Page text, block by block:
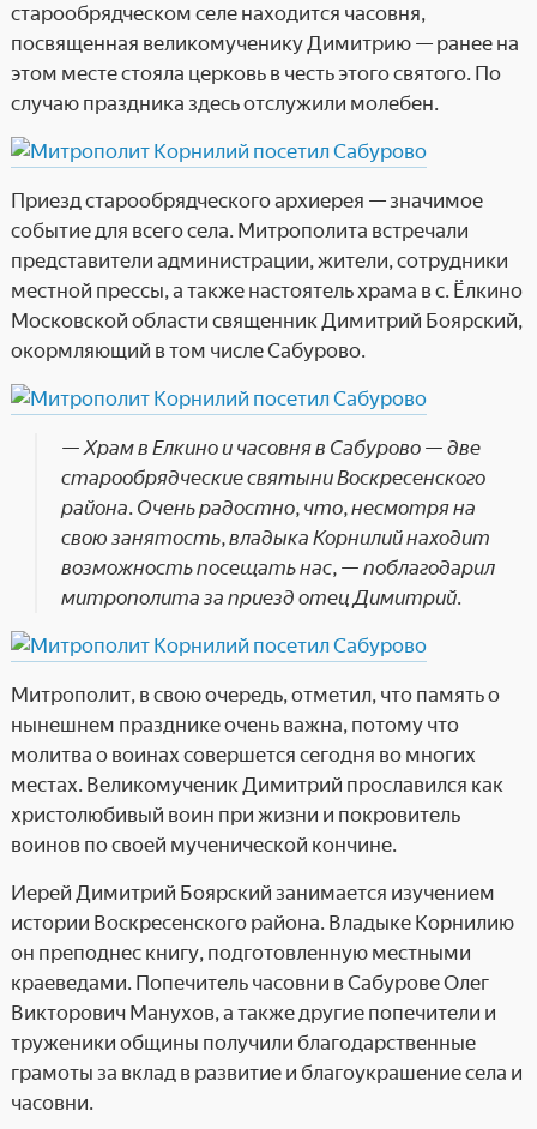
старообрядческом селе находится часовня,
посвященная великомученику Димитрию — ранее на
этом месте стояла церковь в честь этого святого. По
случаю праздника здесь отслужили молебен.
Приезд старообрядческого архиерея — значимое
событие для всего села. Митрополита встречали
представители администрации, жители, сотрудники
местной прессы, а также настоятель храма в с. Ёлкино
Московской области священник Димитрий Боярский,
окормляющий в том числе Сабурово.
— Храм в Елкино и часовня в Сабурово — две
старообрядческие святыни Воскресенского
района. Очень радостно, что, несмотря на
свою занятость, владыка Корнилий находит
возможность посещать нас, — поблагодарил
митрополита за приезд отец Димитрий.
Митрополит, в свою очередь, отметил, что память о
нынешнем празднике очень важна, потому что
молитва о воинах совершется сегодня во многих
местах. Великомученик Димитрий прославился как
христолюбивый воин при жизни и покровитель
воинов по своей мученической кончине.
Иерей Димитрий Боярский занимается изучением
истории Воскресенского района. Владыке Корнилию
он преподнес книгу, подготовленную местными
краеведами. Попечитель часовни в Сабурове Олег
Викторович Манухов, а также другие попечители и
труженики общины получили благодарственные
грамоты за вклад в развитие и благоукрашение села и
часовни.